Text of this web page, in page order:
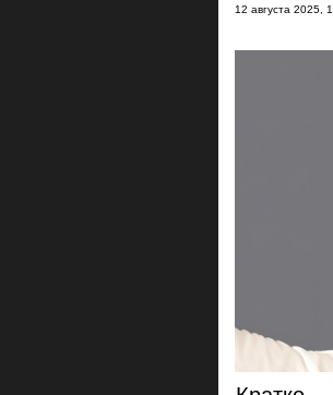
12 августа 2025,